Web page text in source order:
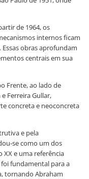
de 1964, os
internos ficam
obras aprofundam
centrais em sua
Frente, ao lado de
Ferreira Gullar,
concreta e neoconcreta
e pela
se como um dos
XX e uma referência
fundamental para a
tornando Abraham